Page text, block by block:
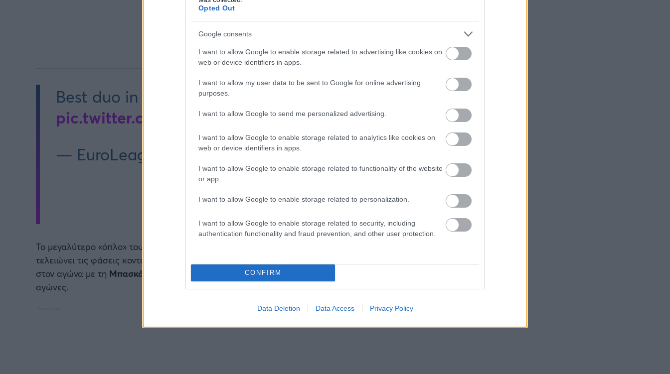
Opted Out
Google consents
I want to allow Google to enable storage related to advertising like cookies on
web or device identifiers in apps.
I want to allow my user data to be sent to Google for online advertising
purposes.
I want to allow Google to send me personalized advertising.
I want to allow Google to enable storage related to analytics like cookies on
web or device identifiers in apps.
I want to allow Google to enable storage related to functionality of the website
or app.
I want to allow Google to enable storage related to personalization.
I want to allow Google to enable storage related to security, including
authentication functionality and fraud prevention, and other user protection.
CONFIRM
Data Deletion Data Access Privacy Policy
Best duo in the league?
pic.twitter.com/hOGVmMLf0N
— EuroLeague (@EuroLeague)March 20, 2026
Το μεγαλύτερο «όπλο» του ωστόσο, δεν είναι το σκοράρισμα και η αποτελεσματικότητα του να
τελειώνει τις φάσεις κοντά στο καλάθι, ή να λειτουργεί ως πλέι μέικερ ρακέτας που τον είδαμε
στον αγώνα με τη Μπασκόνια
, όσο στις «μάχες των αιθέρων», όπου κρίνονται κατά βάση οι
αγώνες.